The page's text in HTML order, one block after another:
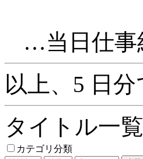
…当日仕事
以上、5 日分
タイトル一覧
カテゴリ分類